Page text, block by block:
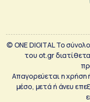
© ONE DIGITAL Το
του ot.gr
Απαγορεύεται η
μέσο, μετά ή άνευ